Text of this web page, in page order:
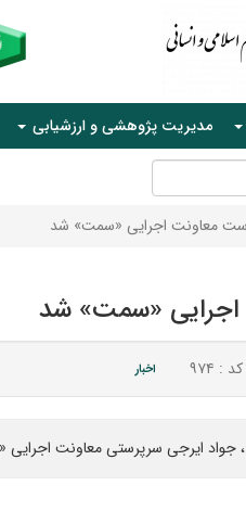
مدیریت پژوهشی و ارزشیابی
معاونت اجرایی «سمت» شد
اجرایی «سمت» شد
کد : ۹۷۴ اخبار
ایرجی سرپرستی معاونت اجرایی